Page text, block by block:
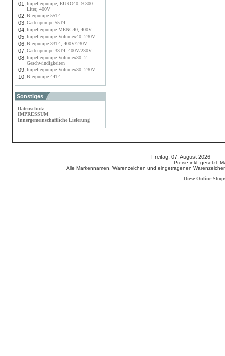
01.
Impellerpumpe, EURO40, 9.300
Liter, 400V
02. Bierpumpe 55T4
03. Gartenpumpe 55T4
04. Impellerpumpe MENC40, 400V
05. Impellerpumpe Volumex40, 230V
06. Bierpumpe 33T4, 400V/230V
07. Gartenpumpe 33T4, 400V/230V
08. Impellerpumpe Volumex30, 2
Geschwindigkeiten
09. Impellerpumpe Volumex30, 230V
10. Bierpumpe 44T4
Sonstiges
Datenschutz
IMPRESSUM
Innergemeinschaftliche Lieferung
Freitag, 07. August 2026
Preise inkl. gesetzl.
Alle Markennamen, Warenzeichen und eingetragenen
Diese Online